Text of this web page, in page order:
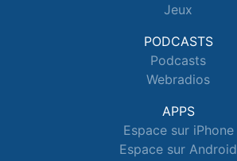
Jeux
PODCASTS
Podcasts
Webradios
APPS
Espace sur iPhone
Espace sur Android